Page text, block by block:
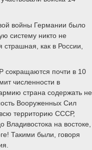
войны Германии было
систему никто не
как в России,
сокращаются почти в 10
численности в
страна содержать не
Вооруженных Сил
территорию СССР,
Владивостока на востоке,
Такими были, говоря